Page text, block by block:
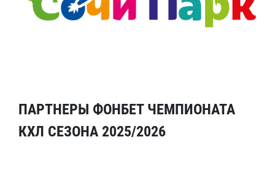
ПАРТНЕРЫ ФОНБЕТ ЧЕМПИОНАТА
КХЛ СЕЗОНА 2025/2026